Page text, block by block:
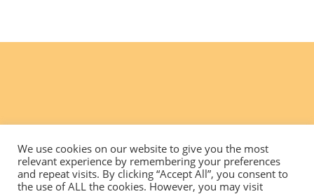
We use cookies on our website to give you the most
relevant experience by remembering your preferences
and repeat visits. By clicking “Accept All”, you consent to
the use of ALL the cookies. However, you may visit